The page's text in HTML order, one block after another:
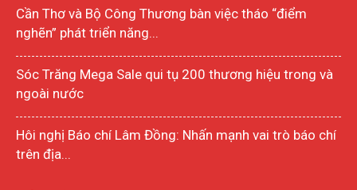
Cần Thơ và Bộ Công Thương bàn việc tháo “điểm
nghẽn” phát triển năng...
Sóc Trăng Mega Sale qui tụ 200 thương hiệu trong và
ngoài nước
Hôi nghị Báo chí Lâm Đồng: Nhấn mạnh vai trò báo chí
trên địa...